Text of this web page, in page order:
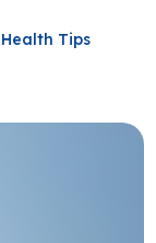
Health Tips